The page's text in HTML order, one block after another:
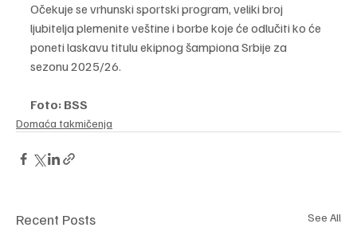
Očekuje se vrhunski sportski program, veliki broj
ljubitelja plemenite veštine i borbe koje će odlučiti ko će
poneti laskavu titulu ekipnog šampiona Srbije za
sezonu 2025/26.
Foto: BSS
Domaća takmičenja
Recent Posts See All